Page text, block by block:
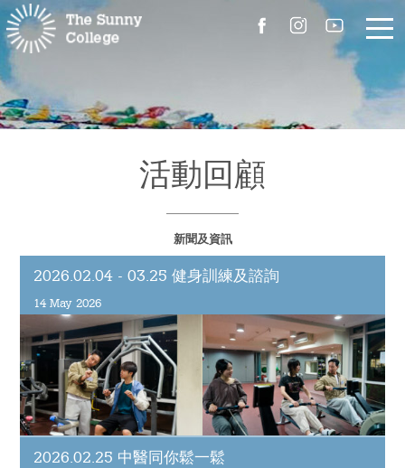
關於我們
書院成員
聯絡我們
為何選擇伍宜孫書院?
活動回顧
新聞及資訊
2026.02.04 - 03.25 健身訓練及諮詢
14 May 2026
2026.02.25 中醫同你鬆一鬆